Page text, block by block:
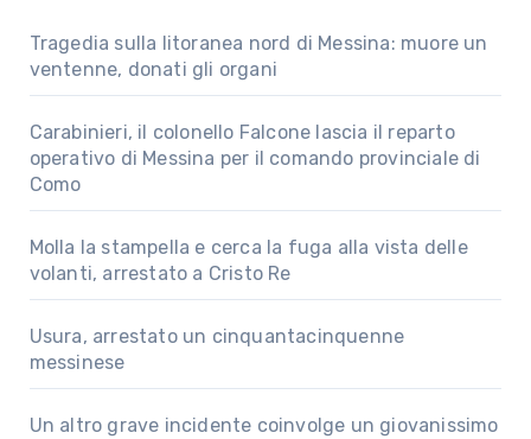
Tragedia sulla litoranea nord di Messina: muore un
ventenne, donati gli organi
Carabinieri, il colonello Falcone lascia il reparto
operativo di Messina per il comando provinciale di
Como
Molla la stampella e cerca la fuga alla vista delle
volanti, arrestato a Cristo Re
Usura, arrestato un cinquantacinquenne
messinese
Un altro grave incidente coinvolge un giovanissimo